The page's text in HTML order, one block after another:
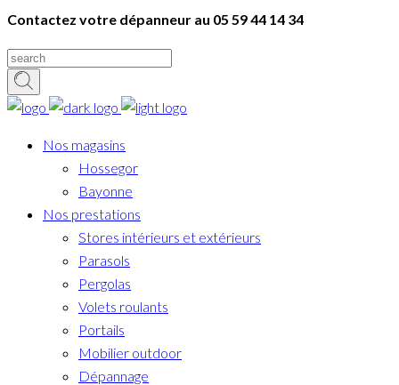
Contactez votre dépanneur au 05 59 44 14 34
Nos magasins
Hossegor
Bayonne
Nos prestations
Stores intérieurs et extérieurs
Parasols
Pergolas
Volets roulants
Portails
Mobilier outdoor
Dépannage